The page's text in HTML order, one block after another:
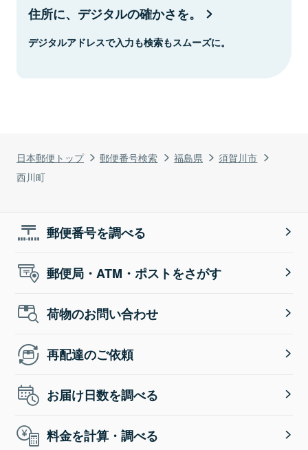
日本郵便トップ 郵便番号検索 福島県
須賀川市
西川町
住所に、デジタルの確かさを。
デジタルアドレスで入力も検索もスムーズに。
郵便番号を調べる
郵便局・ATM・ポストをさがす
荷物のお問い合わせ
再配達のご依頼
お届け日数を調べる
料金を計算・調べる